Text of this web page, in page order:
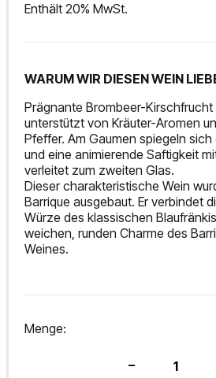
Enthält 20% MwSt.
WARUM WIR DIESEN WEIN
Prägnante Brombeer-Kirschfrucht
unterstützt von Kräuter-Aromen
Pfeffer. Am Gaumen spiegeln
und eine animierende Saftigkeit
verleitet zum zweiten Glas.
Dieser charakteristische Wein
Barrique ausgebaut. Er verbindet
Würze des klassischen
weichen, runden Charme des
Weines.
Menge:
-